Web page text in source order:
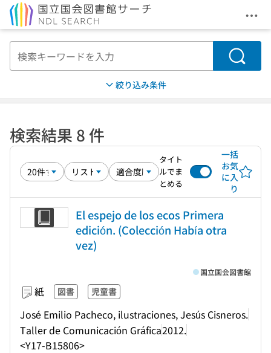
メ
検索
絞り込み条件
検索結果 8 件
タイト
ルでま
とめる
一括
お気
に入
り
El espejo de los ecos Primera
edición. (Colección Había otra
vez)
紙 図書 児童書
José Emilio Pacheco, ilustraciones, Jesús Cisneros.
Taller de Comunicación Gráfica2012.
<Y17-B15806>
国立国会図書館